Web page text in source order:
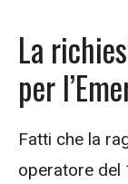
La
per
Fatti che la
operatore del